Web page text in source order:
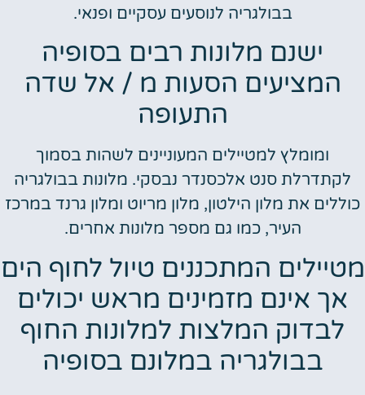
בבולגריה לנוסעים עסקיים ופנאי.
ישנם מלונות רבים בסופיה
המציעים הסעות מ / אל שדה
התעופה
ומומלץ למטיילים המעוניינים לשהות בסמוך
לקתדרלת סנט אלכסנדר נבסקי. מלונות בבולגריה
כוללים את מלון הילטון, מלון מריוט ומלון גרנד במרכז
העיר, כמו גם מספר מלונות אחרים.
מטיילים המתכננים טיול לחוף הים
אך אינם מזמינים מראש יכולים
לבדוק המלצות למלונות החוף
בבולגריה במלונם בסופיה